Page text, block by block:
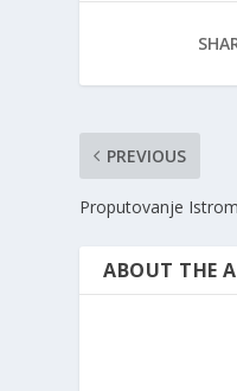
PREVIOUS
Proputovanje
ABOUT THE